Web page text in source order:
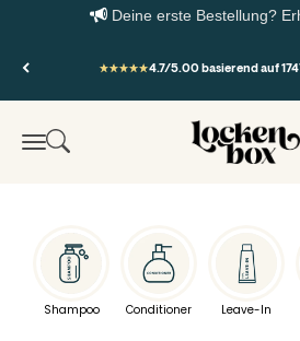
Deine erste Bestellung?
4.7/5.00 basierend auf
MenüSuche Lockenbox.com
Shampoo Conditioner Leave-In